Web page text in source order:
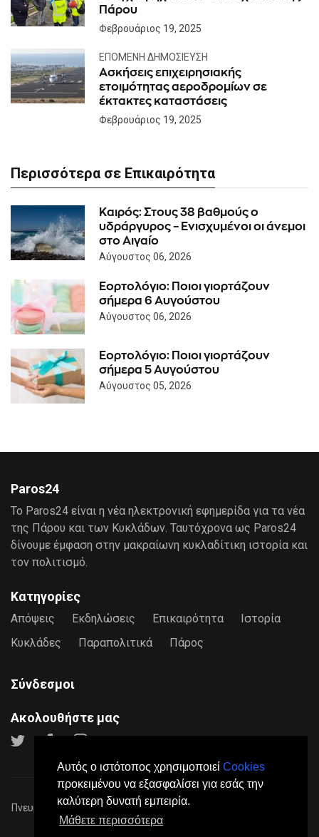
Αυτός ο ιστότοπος χρησιμοποιεί Cookies
προκειμένου να εξασφαλίσει για εσάς την
καλύτερη δυνατή εμπειρία.
Μάθετε περισσότερα
Πάρου
Φεβρουάριος 19, 2025
ΕΠΌΜΕΝΗ ΔΗΜΟΣΊΕΥΣΗ
Ασκήσεις επιχειρησιακής
ετοιμότητας αεροδρομίων σε
έκτακτες καταστάσεις
Φεβρουάριος 19, 2025
Περισσότερα σε Επικαιρότητα
Καιρός: Στους 38 βαθμούς ο
υδράργυρος – Ενισχυμένοι οι άνεμοι
στο Αιγαίο
Αύγουστος 06, 2026
Εορτολόγιο: Ποιοι γιορτάζουν
σήμερα 6 Αυγούστου
Αύγουστος 06, 2026
Εορτολόγιο: Ποιοι γιορτάζουν
σήμερα 5 Αυγούστου
Αύγουστος 05, 2026
Paros24
Το Paros24 είναι η νέα ηλεκτρονική εφημερίδα για τα νέα
της Πάρου και των Κυκλάδων. Ταυτόχρονα ως Paros24
δίνουμε έμφαση στην μακραίωνη κυκλαδίτικη ιστορία και
τον πολιτισμό.
Κατηγορίες
Απόψεις Εκδηλώσεις Επικαιρότητα
Ιστορία
Κυκλάδες
Παραπολιτικά Πάρος
Σύνδεσμοι
Ακολουθήστε μας
Πνευματικά Δικαιώματα © 2026Paros24
νόμιμου δικαιώματος.